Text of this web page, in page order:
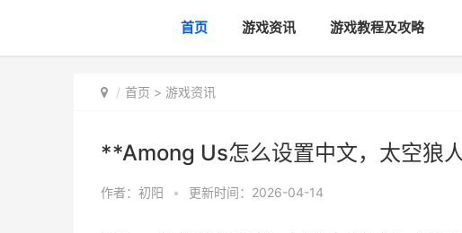
首页 游戏资讯 游戏教程及攻略
首页 > 游戏资讯
**Among Us怎么设置中文，太空狼
作者： 初阳 • 更新时间：2026-04-14